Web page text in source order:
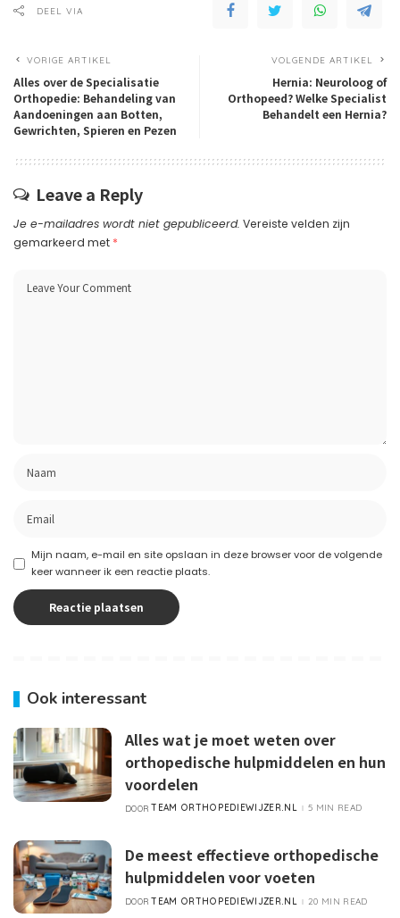
DEEL VIA
VORIGE ARTIKEL
Alles over de Specialisatie
Orthopedie: Behandeling van
Aandoeningen aan Botten,
Gewrichten, Spieren en Pezen
VOLGENDE ARTIKEL
Hernia: Neuroloog of
Orthopeed? Welke Specialist
Behandelt een Hernia?
Leave a Reply
Je e-mailadres wordt niet gepubliceerd. Vereiste velden zijn
gemarkeerd met *
Mijn naam, e-mail en site opslaan in deze browser voor de volgende
keer wanneer ik een reactie plaats.
Ook interessant
Alles wat je moet weten over
orthopedische hulpmiddelen en hun
voordelen
POSTED
DOOR TEAM ORTHOPEDIEWIJZER.NL 5 MIN READ
De meest effectieve orthopedische
hulpmiddelen voor voeten
POSTED
DOOR TEAM ORTHOPEDIEWIJZER.NL 20 MIN READ